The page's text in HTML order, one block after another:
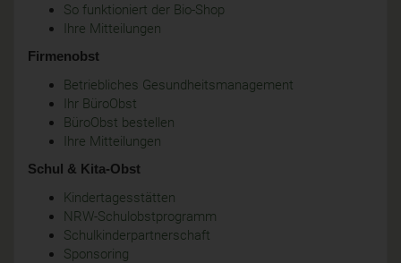
So funktioniert der Bio-Shop
Ihre Mitteilungen
Firmenobst
Betriebliches Gesundheitsmanagement
Ihr BüroObst
BüroObst bestellen
Ihre Mitteilungen
Schul & Kita-Obst
Kindertagesstätten
NRW-Schulobstprogramm
Schulkinderpartnerschaft
Sponsoring